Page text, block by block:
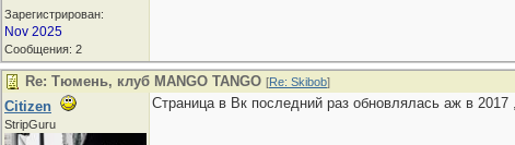
Зарегистрирован:
Nov 2025
Сообщения: 2
Re: Тюмень, клуб MANGO TANGO [Re: Skibob]
Citizen
StripGuru
Страница в Вк последний раз обновлялась аж в